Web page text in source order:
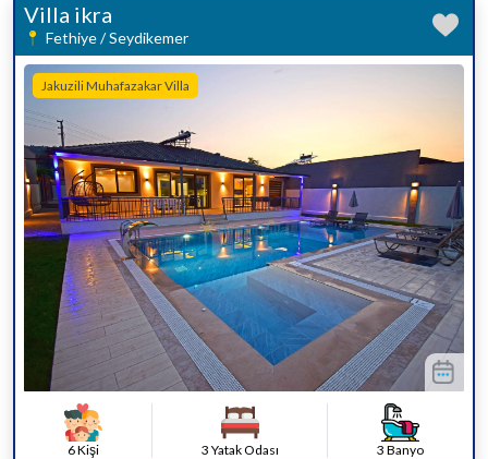
Villa ikra
Fethiye / Seydikemer
Jakuzili Muhafazakar Villa
6 Kişi 3 Yatak Odası
3 Banyo